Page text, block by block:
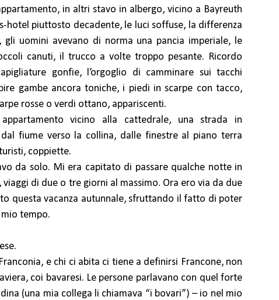
in altri stavo in albergo, vicino a Bayreuth
hotel piuttosto decadente, le luci soffuse, la differenza
uomini avevano di norma una pancia imperiale, le
canuti, il trucco a volte troppo pesante. Ricordo
gonfie, l’orgoglio di camminare sui tacchi
gambe ancora toniche, i piedi in scarpe con tacco,
rosse o verdi ottano, appariscenti.
vicino alla cattedrale, una strada in
fiume verso la collina, dalle finestre al piano terra
coppiette.
da solo. Mi era capitato di passare qualche notte in
di due o tre giorni al massimo. Ora ero via da due
questa vacanza autunnale, sfruttando il fatto di poter
tempo.
e chi ci abita ci tiene a definirsi Francone, non
coi bavaresi. Le persone parlavano con quel forte
(una mia collega li chiamava “i bovari”) – io nel mio